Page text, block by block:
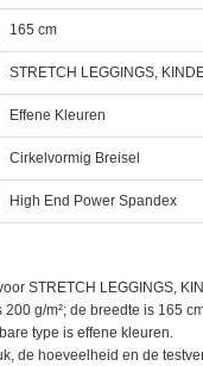
165 cm
STRETCH LEGGINGS,
Effene Kleuren
Cirkelvormig Breisel
High End Power Spandex
STRETCH LEGGINGS,
g/m²; de breedte is 165
type is effene kleuren.
de hoeveelheid en de